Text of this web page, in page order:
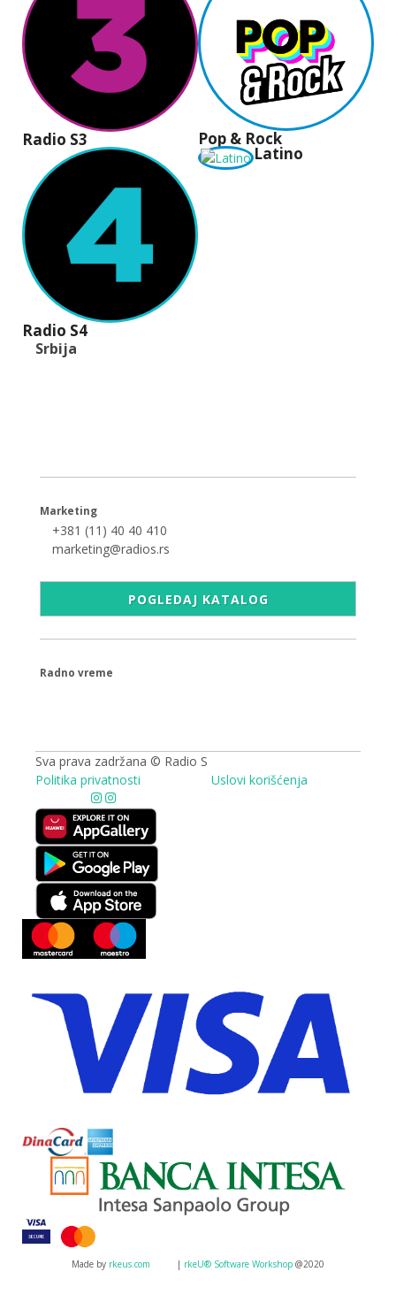
Radio S3
Radio S4
Pop & Rock
Latino
Srbija
Marketing
+381 (11) 40 40 410
marketing@radios.rs
POGLEDAJ KATALOG
Radno vreme
Sva prava zadržana © Radio S
Politika privatnosti
Uslovi korišćenja
Made by rkeus.com | rkeU® Software Workshop @2020